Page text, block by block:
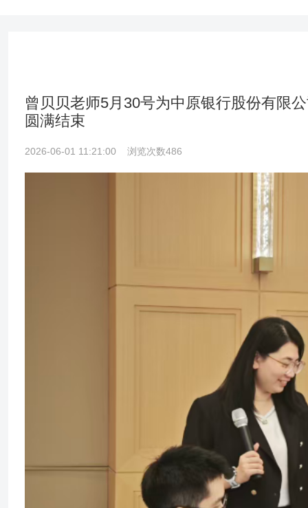
曾贝贝老师5月30号为中原银行股份有限
圆满结束
2026-06-01 11:21:00 浏览次数486